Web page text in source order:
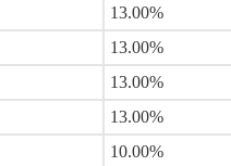
13.00%
13.00%
13.00%
13.00%
10.00%